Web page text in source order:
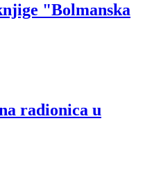
"Bolmanska
radionica u